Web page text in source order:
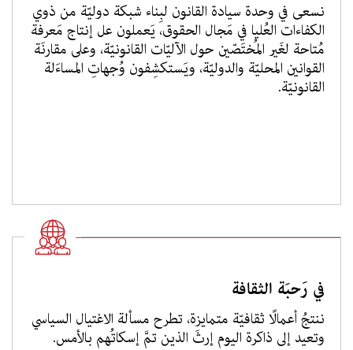
نسعى في وحدة سيادة القانون لبِناء شبكة دوليّة من ذوي
الكفاءات العُليا في مَجال الحقوق، يَعملون عل إنتاج مَعرفة
مُتاحة لغَير المُختَصّين حول الآليّات القانونيّة، وعلى مقارنَة
القوانين المحليّة والدوليّة، ويَستكشِفون وُجهاتِ المساءَلة
القانونيّة.
في رَحبَة الثقافة
ننتجُ أعمالًا ثقافيّة متمايزة، تطرح مسألة الاغتيال السياسي
وتعيد إلى ذاكرة اليوم إرثَ الذين تمَّ إسكاتُهم بالأمس.